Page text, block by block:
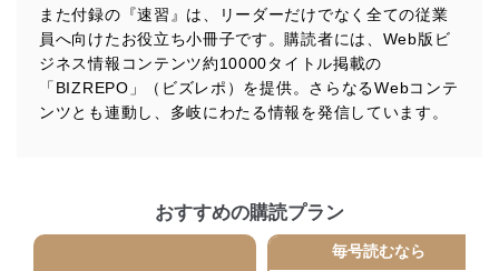
個人情報の安全管理措置
当社は、個人情報の正確性及び安全性を確保するため
に、下記セキュリティ対策をはじめとする安全対策を実
施し、個人情報の漏えい、滅失またはき損の防止及び是
正に努めます。
の不要なアクセスを防止しています。
また付録の『速習』は、リーダーだけでなく全ての従業
員へ向けたお役立ち小冊子です。購読者には、Web版ビ
ジネス情報コンテンツ約10000タイトル掲載の
「BIZREPO」（ビズレポ）を提供。さらなるWebコンテ
ンツとも連動し、多岐にわたる情報を発信しています。
おすすめの購読プラン
毎号読むなら